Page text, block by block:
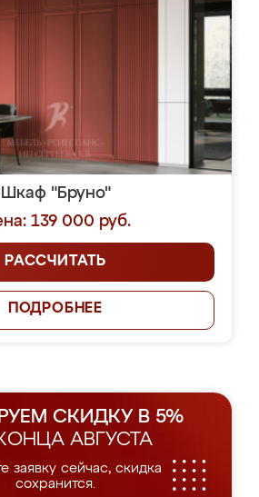
Шкаф "Бруно"
139 000 руб.
РАССЧИТАТЬ
ПОДРОБНЕЕ
СКИДКУ В 5%
АВГУСТА
заявку сейчас, скидка
сохранится.